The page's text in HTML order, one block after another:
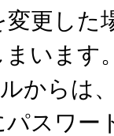
更した
まいます
からは
スワー